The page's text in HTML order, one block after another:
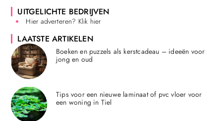
UITGELICHTE BEDRIJVEN
Hier adverteren? Klik hier
LAATSTE ARTIKELEN
Boeken en puzzels als kerstcadeau – ideeën voor
jong en oud
Tips voor een nieuwe laminaat of pvc vloer voor
een woning in Tiel